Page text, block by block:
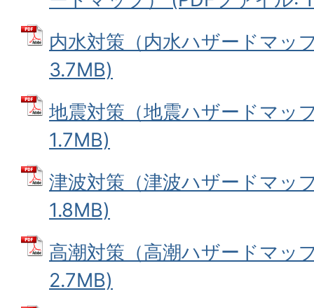
内水対策（内水ハザードマッ
3.7MB)
地震対策（地震ハザードマッ
1.7MB)
津波対策（津波ハザードマッ
1.8MB)
高潮対策（高潮ハザードマッ
2.7MB)